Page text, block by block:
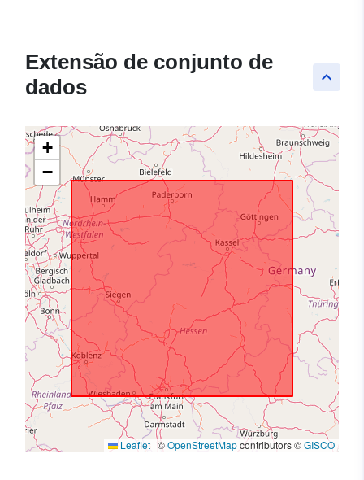
keyboard_arrow_up
Extensão de conjunto de
dados
+
−
Leaflet | ©OpenStreetMapcontributors ©GISCO